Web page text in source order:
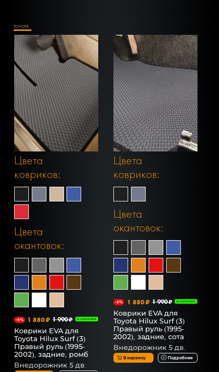
TOYOTA
Цвета
ковриков:
Цвета
окантовок:
-6% 1 880 ₽ 1 990 ₽ В НАЛИЧИИ
Коврики EVA для
Toyota Hilux Surf (3)
Правый руль (1995-
2002), задние, ромб
Внедорожник 5 дв.
Цвета
ковриков:
Цвета
окантовок:
-6% 1 880 ₽ 1 990 ₽ В НАЛИЧИИ
Коврики EVA для
Toyota Hilux Surf (3)
Правый руль (1995-
2002), задние, сота
Внедорожник 5 дв.
В корзину Подробнее